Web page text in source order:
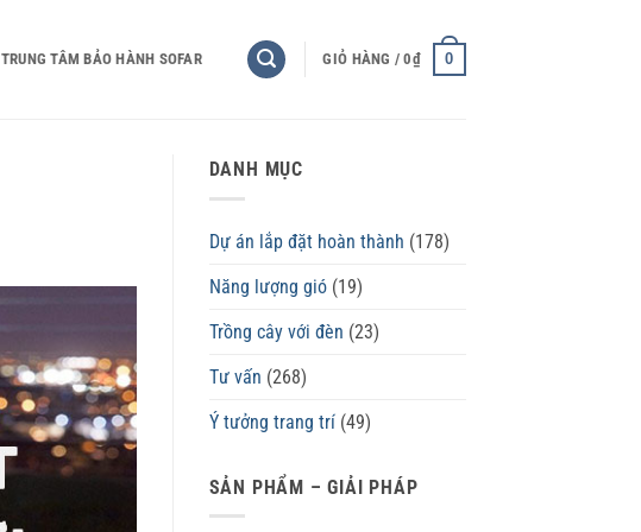
TRUNG TÂM BẢO HÀNH SOFAR GIỎ HÀNG /0₫ 0
DANH MỤC
Dự án lắp đặt hoàn thành (178)
Năng lượng gió(19)
Trồng cây với đèn (23)
Tư vấn (268)
Ý tưởng trang trí(49)
SẢN PHẨM – GIẢI PHÁP